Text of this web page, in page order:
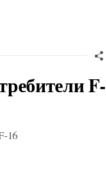
F-
16